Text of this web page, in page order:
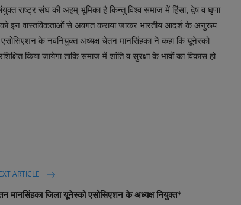
राष्ट्र संघ की अहम् भूमिका है किन्तु विश्व समाज में हिंसा, द्वेष व घृणा
इन वास्तविकताओं से अवगत कराया जाकर भारतीय आदर्श के अनुरूप
के नवनियुक्त अध्यक्ष चेतन मानसिंहका ने कहा कि यूनेस्को
किया जायेगा ताकि समाज में शांति व सुरक्षा के भावों का विकास हो
ARTICLE
मानसिंहका जिला यूनेस्को एसोसिएशन के अध्यक्ष नियुक्त*